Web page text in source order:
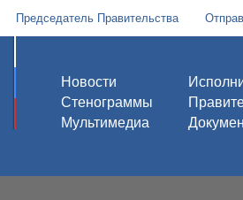
Председатель Правительства
Новости
Стенограммы
Мультимедиа